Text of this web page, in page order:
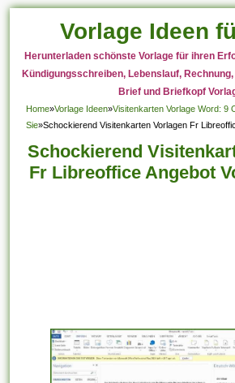
Vorlage Ideen
Herunterladen schönste Vorlage für ihren
Kündigungsschreiben, Lebenslauf,
Brief und Briefkopf
Home»Vorlage Ideen»Visitenkarten Vorlage Word: 9
Sie»Schockierend Visitenkarten Vorlagen Fr
Schockierend
Fr Libreoffice Angebot